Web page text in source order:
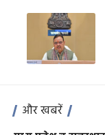
और खबरें